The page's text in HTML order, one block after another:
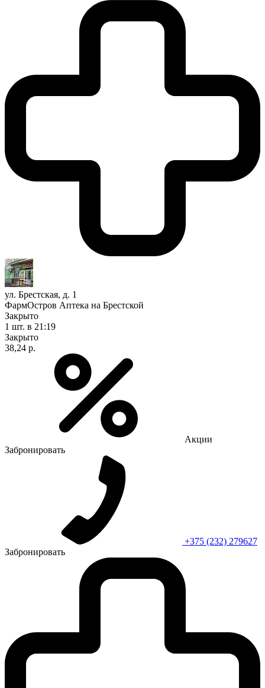
ул. Брестская, д. 1
ФармОстров Аптека на Брестской
Закрыто
1 шт. в 21:19
Закрыто
38,24 р.
Акции
Забронировать
+375 (232) 279627
Забронировать